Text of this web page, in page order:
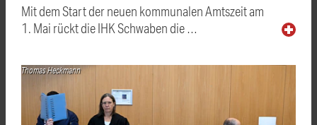
Mit dem Start der neuen kommunalen Amtszeit am
1. Mai rückt die IHK Schwaben die …
Thomas Heckmann